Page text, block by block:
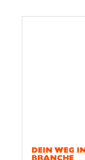
DEIN WEG